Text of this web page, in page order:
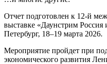
Отчет подготовлен к 12-й
выставке «Даунстрим
Петербург, 18–19 марта 2026.
Мероприятие пройдет при
экономического развития